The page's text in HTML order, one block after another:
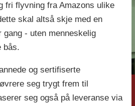
fri flyvning fra Amazons ulike
skal altså skje med en
- uten menneskelig
bås.
og sertifiserte
seg trygt frem til
seg også på leveranse via